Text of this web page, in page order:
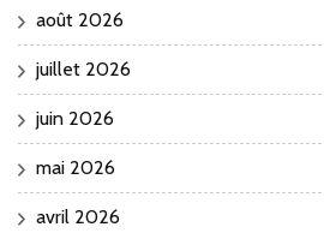
août 2026
juillet 2026
juin 2026
mai 2026
avril 2026